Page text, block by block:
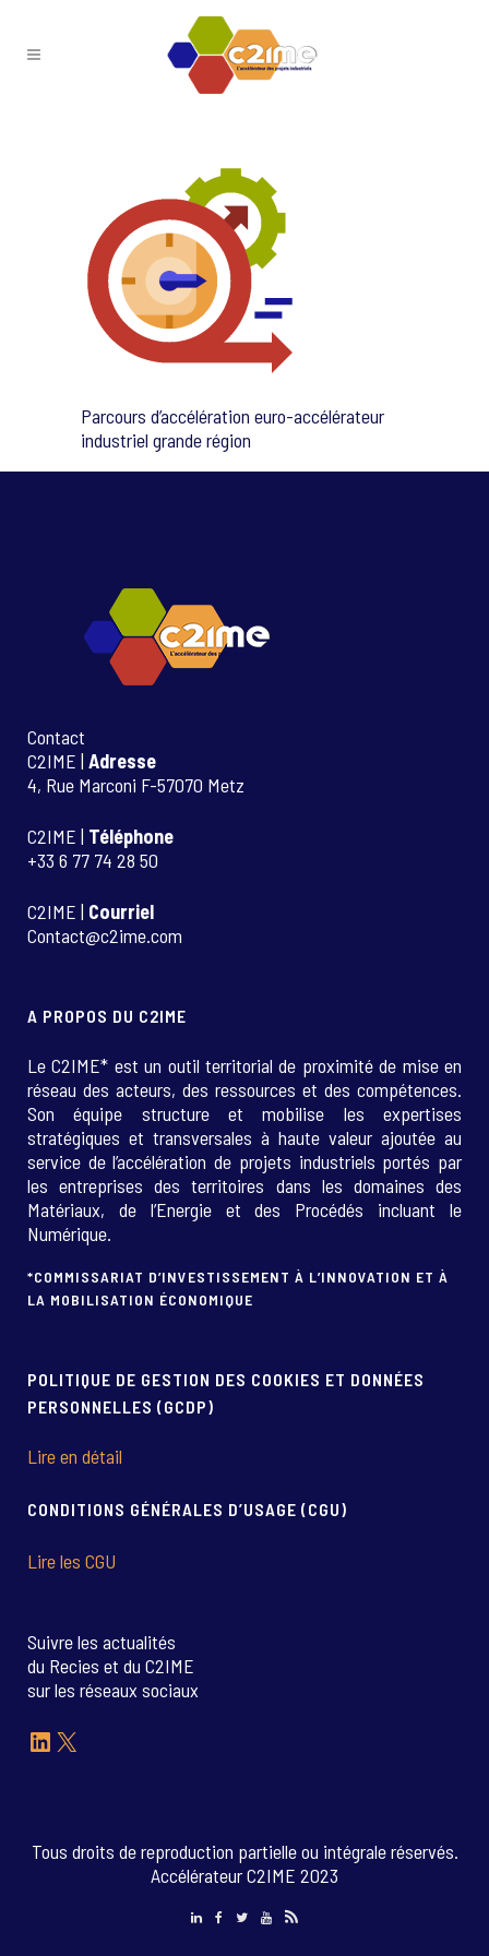
Parcours d’accélération euro-accélérateur
industriel grande région
Contact
C2IME | Adresse
4, Rue Marconi F-57070 Metz
C2IME | Téléphone
+33 6 77 74 28 50
C2IME | Courriel
Contact@c2ime.com
A PROPOS DU C2IME
Le C2IME* est un outil territorial de proximité de mise en
réseau des acteurs, des ressources et des compétences.
Son équipe structure et mobilise les expertises
stratégiques et transversales à haute valeur ajoutée au
service de l’accélération de projets industriels portés par
les entreprises des territoires dans les domaines des
Matériaux, de l’Energie et des Procédés incluant le
Numérique.
*COMMISSARIAT D’INVESTISSEMENT À L’INNOVATION ET À
LA MOBILISATION ÉCONOMIQUE
POLITIQUE DE GESTION DES COOKIES ET DONNÉES
PERSONNELLES (GCDP)
Lire en détail
CONDITIONS GÉNÉRALES D’USAGE (CGU)
Lire les CGU
Suivre les actualités
du Recies et du C2IME
sur les réseaux sociaux
LinkedIn
X
Tous droits de reproduction partielle ou intégrale réservés.
Accélérateur C2IME 2023